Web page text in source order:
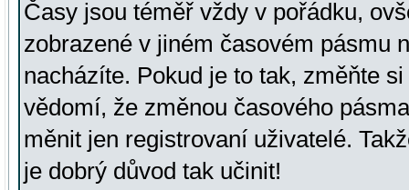
Časy jsou téměř vždy v pořádku,
zobrazené v jiném časovém pásmu
nacházíte. Pokud je to tak, změňte
vědomí, že změnou časového
měnit jen registrovaní uživatelé.
je dobrý důvod tak učinit!